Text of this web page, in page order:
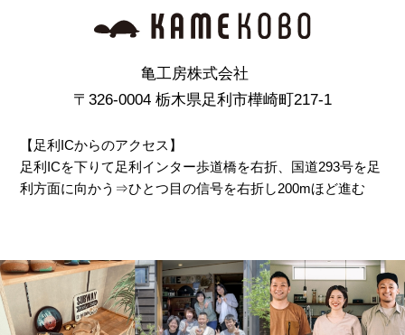
亀工房株式会社
〒326-0004 栃木県足利市樺崎町217-1
【足利ICからのアクセス】
足利ICを下りて足利インター歩道橋を右折、国道293号を足
利方面に向かう⇒ひとつ目の信号を右折し200mほど進む